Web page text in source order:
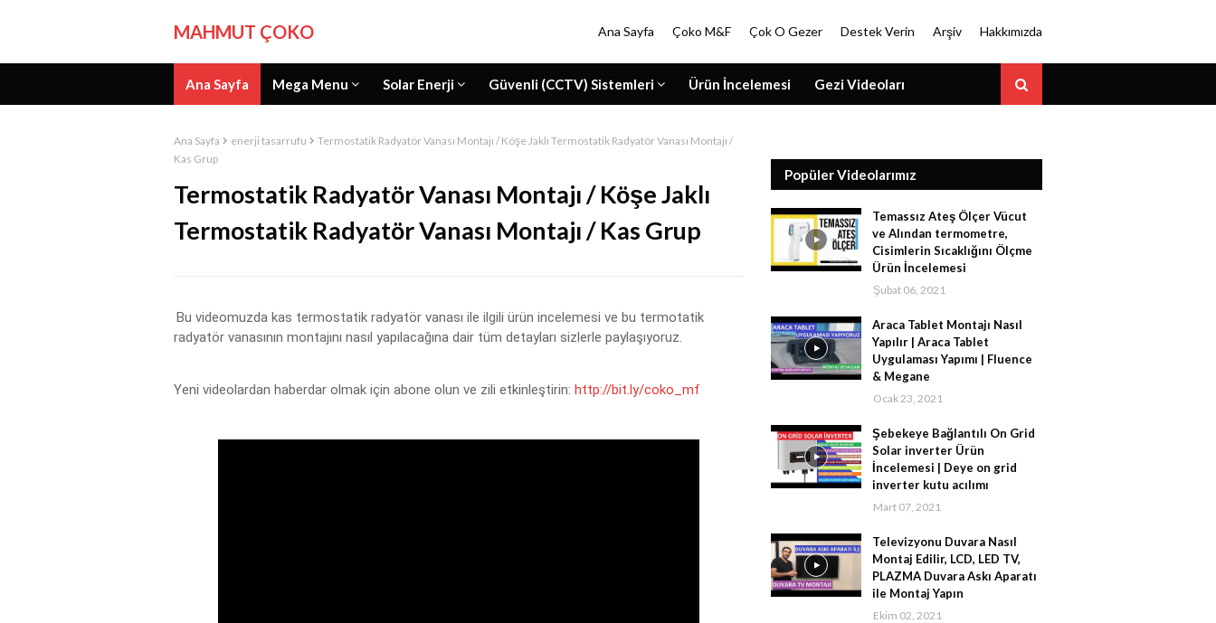
MAHMUT ÇOKO Ana Sayfa Çoko M&F Çok O Gezer Destek Verin Arşiv Hakkımızda
Ana Sayfa Mega Menu Solar Enerji Güvenli (CCTV) Sistemleri Ürün İncelemesi Gezi Videoları
Ana Sayfa enerji tasarrufu
Termostatik Radyatör Vanası Montajı / Köşe Jaklı Termostatik Radyatör Vanası Montajı /
Kas Grup
Termostatik Radyatör Vanası Montajı / Köşe Jaklı
Termostatik Radyatör Vanası Montajı / Kas Grup
Bu videomuzda kas termostatik radyatör vanası ile ilgili ürün incelemesi ve bu termotatik
radyatör vanasının montajını nasıl yapılacağına dair tüm detayları sizlerle paylaşıyoruz.
Yeni videolardan haberdar olmak için abone olun ve zili etkinleştirin: http://bit.ly/coko_mf
Popüler Videolarımız
Temassız Ateş Ölçer Vücut
ve Alından termometre,
Cisimlerin Sıcaklığını Ölçme
Ürün İncelemesi
Şubat 06, 2021
Araca Tablet Montajı Nasıl
Yapılır | Araca Tablet
Uygulaması Yapımı | Fluence
& Megane
Ocak 23, 2021
Şebekeye Bağlantılı On Grid
Solar inverter Ürün
İncelemesi | Deye on grid
inverter kutu acılımı
Mart 07, 2021
Televizyonu Duvara Nasıl
Montaj Edilir, LCD, LED TV,
PLAZMA Duvara Askı Aparatı
ile Montaj Yapın
Ekim 02, 2021